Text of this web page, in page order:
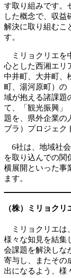
す取り組みです。
した概念で、収益
解決に取り組むこ
す。
ミリョクリエを
心とした西湘エリ
中井町、大井町、
町、湯河原町）の
域が抱える諸課題
て、「観光振興」
題を、県外企業の
ブラ）プロジェク
6社は、地域社
を取り込んでの関
横展開といった事
ます。
（株）ミリョク
ミリョクリエは
様々な知見を結集
会課題を解決しな
寄与し、またその
出になるよう、様